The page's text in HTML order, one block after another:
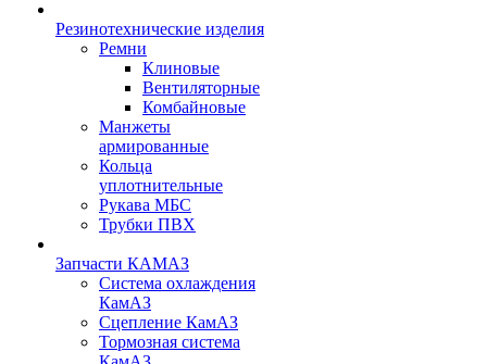
Резинотехнические изделия
Ремни
Клиновые
Вентиляторные
Комбайновые
Манжеты
армированные
Кольца
уплотнительные
Рукава МБС
Трубки ПВХ
Запчасти КАМАЗ
Система охлаждения
КамАЗ
Сцепление КамАЗ
Тормозная система